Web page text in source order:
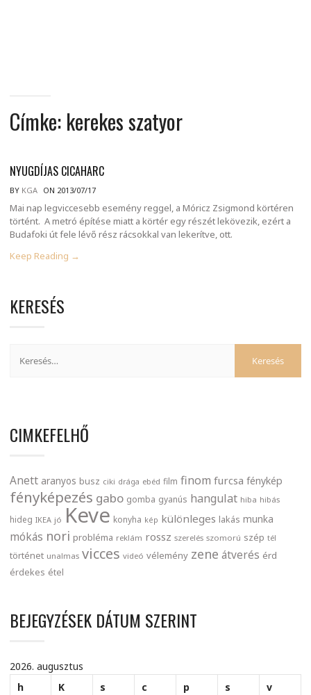
Címke: kerekes szatyor
NYUGDÍJAS CICAHARC
BY KGA ON 2013/07/17
Mai nap legviccesebb esemény reggel, a Móricz Zsigmond körtéren
történt. A metró építése miatt a körtér egy részét lekövezik, ezért a
Budafoki út fele lévő rész rácsokkal van lekerítve, ott.
Keep Reading →
KERESÉS
CIMKEFELHŐ
Anett aranyos busz ciki drága ebéd film finom furcsa fénykép
fényképezés gabo gomba gyanús hangulat hiba hibás
hideg IKEA jó Keve konyha kép különleges lakás munka
mókás nori probléma reklám rossz szerelés szomorú szép tél
történet unalmas vicces videó vélemény zene átverés érd
érdekes étel
BEJEGYZÉSEK DÁTUM SZERINT
2026. augusztus
h
K s c p s
v